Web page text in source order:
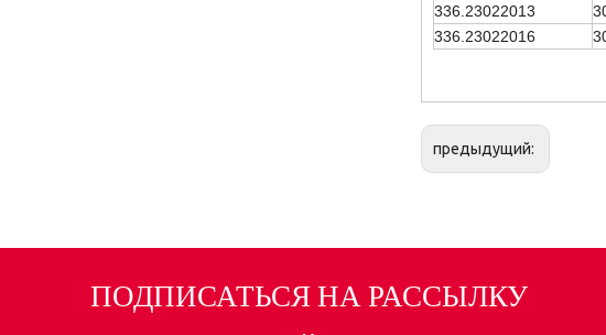
336.23022013
336.23022016
предыдущий:
ПОДПИСАТЬСЯ НА РАССЫЛКУ